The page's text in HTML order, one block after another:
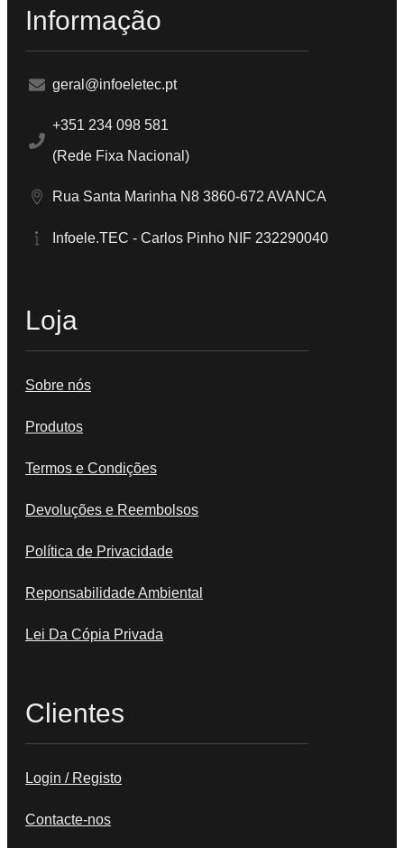
Informação
geral@infoeletec.pt
+351 234 098 581
(Rede Fixa Nacional)
Rua Santa Marinha N8 3860-672 AVANCA
Infoele.TEC - Carlos Pinho NIF 232290040
Loja
Sobre nós
Produtos
Termos e Condições
Devoluções e Reembolsos
Política de Privacidade
Reponsabilidade Ambiental
Lei Da Cópia Privada
Clientes
Login / Registo
Contacte-nos